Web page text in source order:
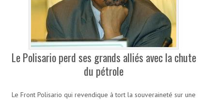
Le Polisario perd ses grands alliés avec la chute
du pétrole
Le Front Polisario qui revendique à tort la souveraineté sur une